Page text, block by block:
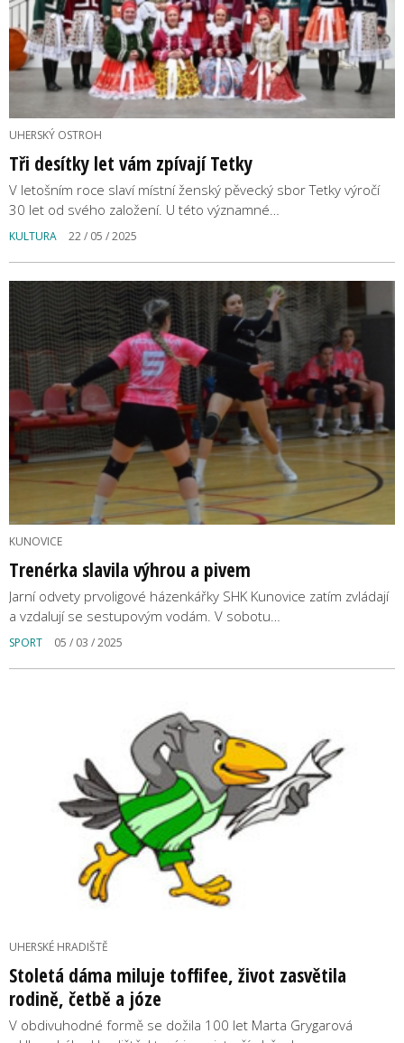
UHERSKÝ OSTROH
Tři desítky let vám zpívají Tetky
V letošním roce slaví místní ženský pěvecký sbor Tetky výročí
30 let od svého založení. U této významné…
KULTURA 22 / 05 / 2025
KUNOVICE
Trenérka slavila výhrou a pivem
Jarní odvety prvoligové házenkářky SHK Kunovice zatím zvládají
a vzdalují se sestupovým vodám. V sobotu…
SPORT 05 / 03 / 2025
UHERSKÉ HRADIŠTĚ
Stoletá dáma miluje toffifee, život zasvětila
rodině, četbě a józe
V obdivuhodné formě se dožila 100 let Marta Grygarová